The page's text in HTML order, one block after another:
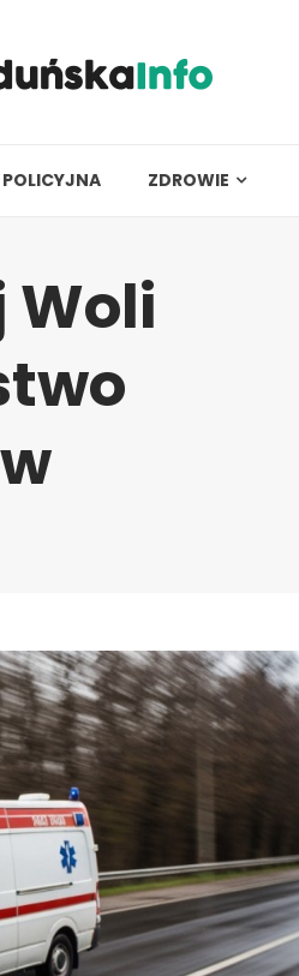
ZDROWIE
Woli